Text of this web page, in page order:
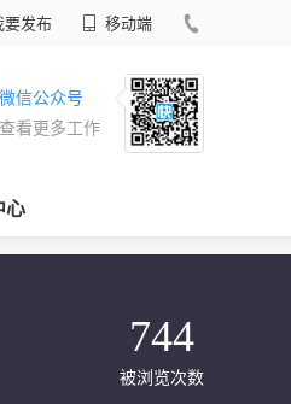
要发布 移动端
微信公众号
查看更多工作
心
744
被浏览次数